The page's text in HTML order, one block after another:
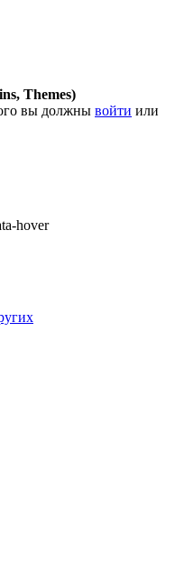
Themes)
вы должны войти или
hover